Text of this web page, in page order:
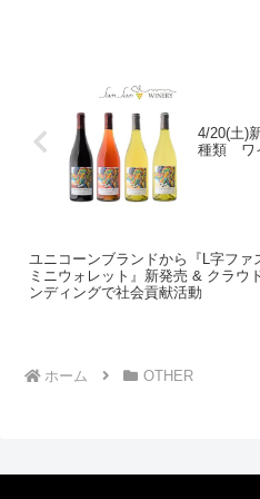
4/20(土)
種類 ワ
ユニコーンブランドから『L字ファ
ミニウォレット』新発売 & クラウ
ンディングで社会貢献活動
ホーム OTHER